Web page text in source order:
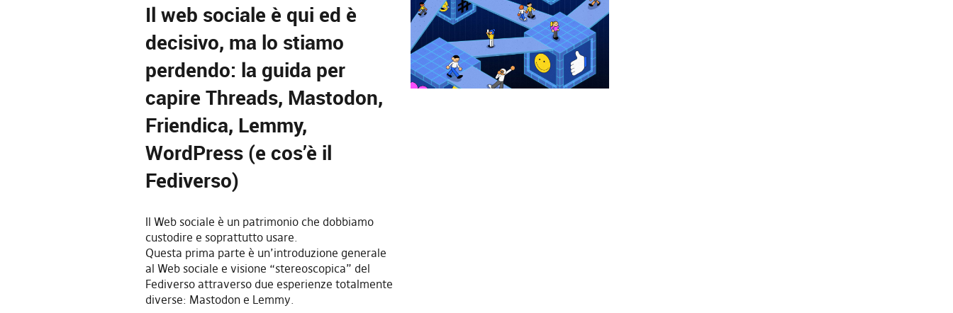
Il web sociale è qui ed è
decisivo, ma lo stiamo
perdendo: la guida per
capire Threads, Mastodon,
Friendica, Lemmy,
WordPress (e cos’è il
Fediverso)
Il Web sociale è un patrimonio che dobbiamo
custodire e soprattutto usare.
Questa prima parte è un’introduzione generale
al Web sociale e visione “stereoscopica” del
Fediverso attraverso due esperienze totalmente
diverse: Mastodon e Lemmy.